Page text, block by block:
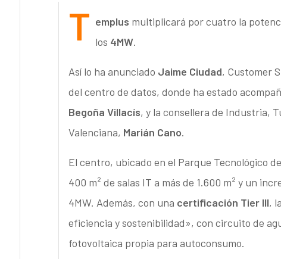
T emplus multiplicará por cuatro la
los 4MW.
Así lo ha anunciado Jaime Ciudad, Customer
del centro de datos, donde ha estado
Begoña Villacís, y la consellera de Industria,
Valenciana, Marián Cano.
El centro, ubicado en el Parque Tecnológico
400 m² de salas IT a más de 1.600 m² y un
4MW. Además, con una certificación Tier III,
eficiencia y sostenibilidad», con circuito de
fotovoltaica propia para autoconsumo.